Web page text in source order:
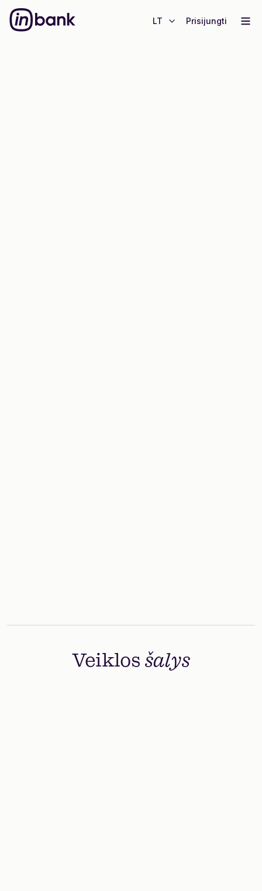
LT Prisijungti
Veiklos šalys